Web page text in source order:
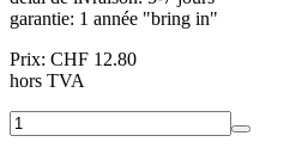
garantie: 1 année "bring in"
Prix: CHF 12.80
hors TVA